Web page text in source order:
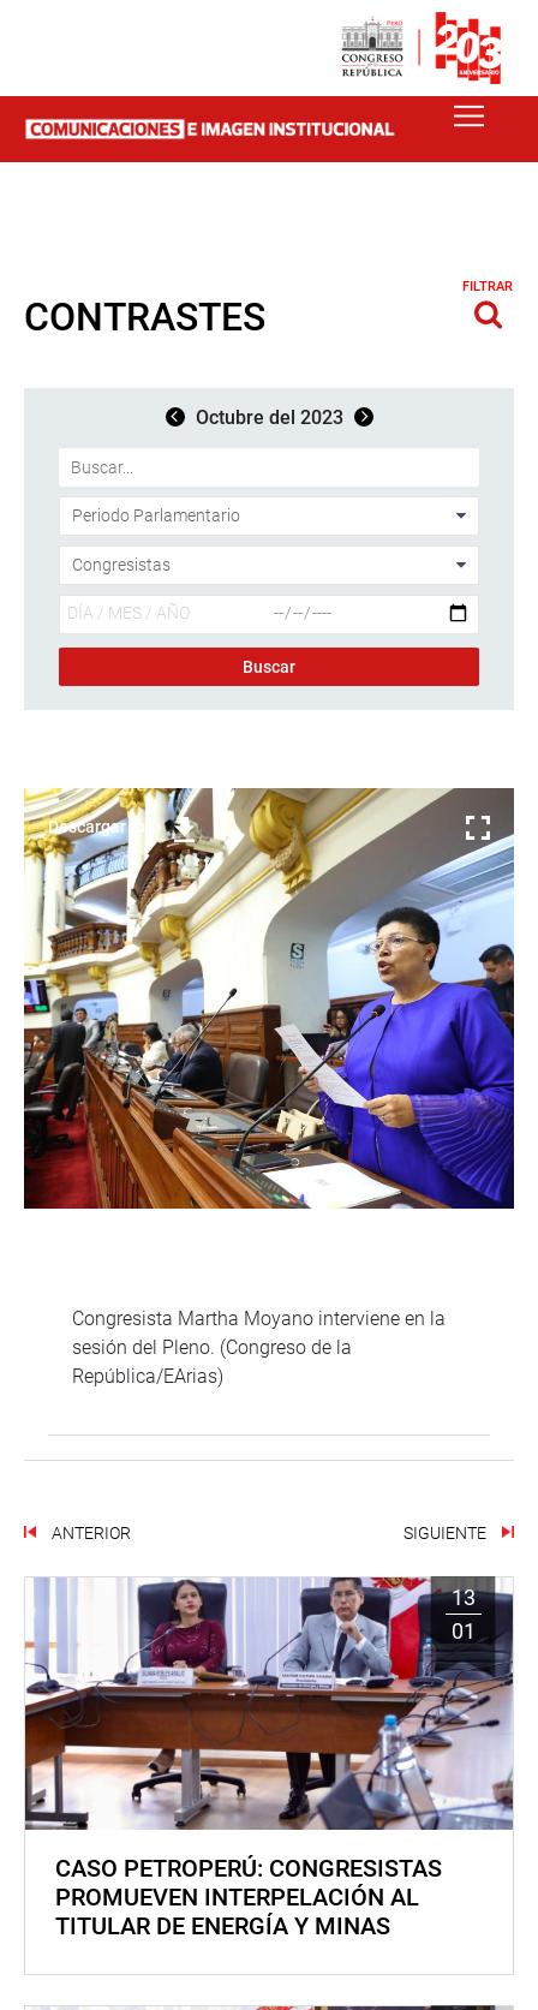
CONTRASTES
FILTRAR
Octubre del 2023
Descargar foto
Congresista Martha Moyano interviene en la
sesión del Pleno. (Congreso de la
República/EArias)
ANTERIOR SIGUIENTE
13
01
CASO PETROPERÚ: CONGRESISTAS
PROMUEVEN INTERPELACIÓN AL
TITULAR DE ENERGÍA Y MINAS